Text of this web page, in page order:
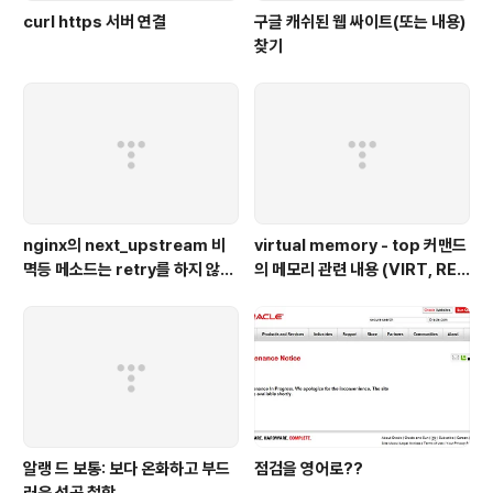
curl https 서버 연결
구글 캐쉬된 웹 싸이트(또는 내용)
찾기
nginx의 next_upstream 비
멱등 메소드는 retry를 하지 않는
virtual memory - top 커맨드
의 메모리 관련 내용 (VIRT, RE
알랭 드 보통: 보다 온화하고 부드
점검을 영어로??